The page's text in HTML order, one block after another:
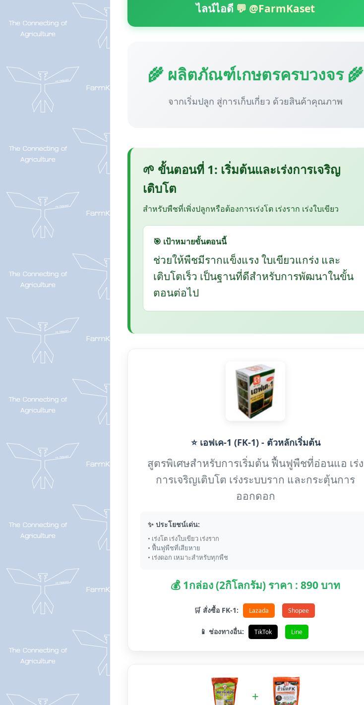
ไลน์ไอดี 💬 @FarmKaset
🌾 ผลิตภัณฑ์เกษตรครบวงจร 🌾
จากเริ่มปลูก สู่การเก็บเกี่ยว ด้วยสินค้าคุณภาพ
🌱 ขั้นตอนที่ 1: เริ่มต้นและเร่งการเจริญ
เติบโต
สำหรับพืชที่เพิ่งปลูกหรือต้องการเร่งโต เร่งราก เร่งใบเขียว
🎯 เป้าหมายขั้นตอนนี้
ช่วยให้พืชมีรากแข็งแรง ใบเขียวแกร่ง และ
เติบโตเร็ว เป็นฐานที่ดีสำหรับการพัฒนาในขั้น
ตอนต่อไป
⭐ เอฟเค-1 (FK-1) - ตัวหลักเริ่มต้น
สูตรพิเศษสำหรับการเริ่มต้น ฟื้นฟูพืชที่อ่อนแอ เร่ง
การเจริญเติบโต เร่งระบบราก และกระตุ้นการ
ออกดอก
✨ ประโยชน์เด่น:
• เร่งโต เร่งใบเขียว เร่งราก
• ฟื้นฟูพืชที่เสียหาย
• เร่งดอก เหมาะสำหรับทุกพืช
💰 1กล่อง (2กิโลกรัม) ราคา : 890 บาท
🛒 สั่งซื้อ FK-1: Lazada Shopee
📱 ช่องทางอื่น: TikTok Line
+